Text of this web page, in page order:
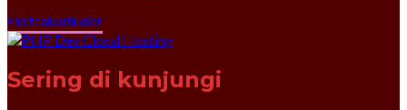
Ekstrakurikuler
Sering di kunjungi